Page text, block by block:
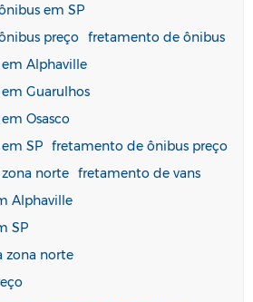
em SP
preço
fretamento de ônibus
Alphaville
Guarulhos
Osasco
SP fretamento de ônibus preço
norte fretamento de vans
Alphaville
SP
zona norte